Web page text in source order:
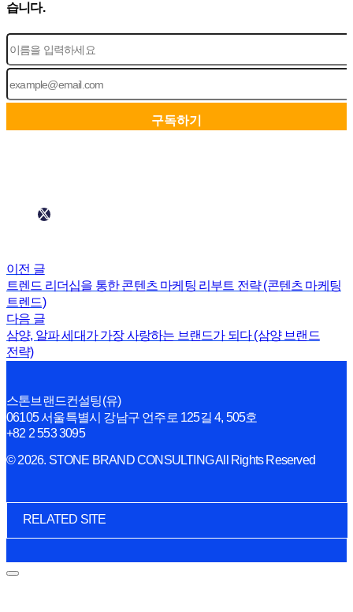
습니다.
이전 글
트렌드 리더십을 통한 콘텐츠 마케팅 리부트 전략 (콘텐츠 마케팅
트렌드)
다음 글
삼양, 알파 세대가 가장 사랑하는 브랜드가 되다 (삼양 브랜드
전략)
스톤브랜드컨설팅(유)
06105 서울특별시 강남구 언주로 125길 4, 505호
+82 2 553 3095
© 2026. STONE BRAND CONSULTING All Rights Reserved
RELATED SITE